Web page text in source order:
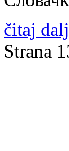
čitaj
Strana